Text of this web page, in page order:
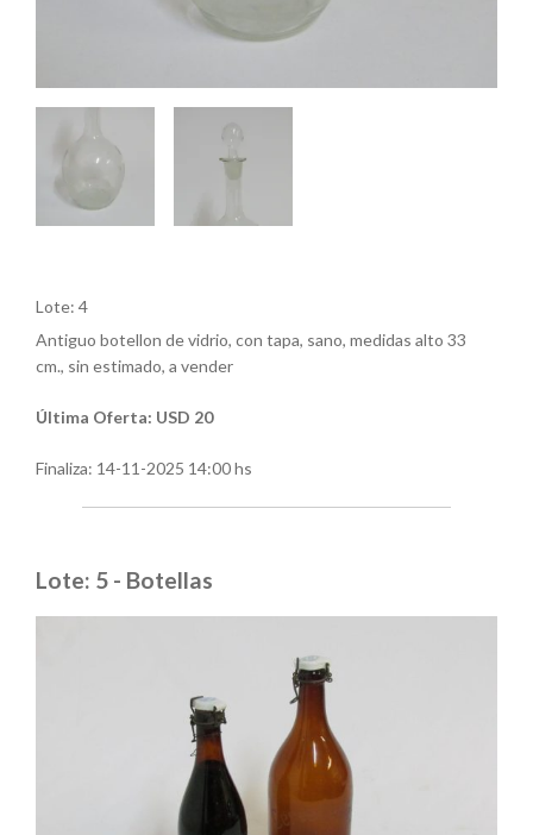
Lote: 4
Antiguo botellon de vidrio, con tapa, sano, medidas alto 33
cm., sin estimado, a vender
Última Oferta: USD 20
Finaliza: 14-11-2025 14:00 hs
Lote: 5 - Botellas